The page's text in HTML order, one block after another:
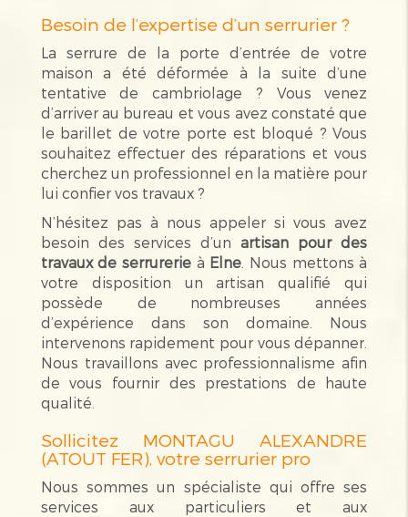
Besoin de l’expertise d’un serrurier ?
La serrure de la porte d’entrée de votre
maison a été déformée à la suite d’une
tentative de cambriolage ? Vous venez
d’arriver au bureau et vous avez constaté que
le barillet de votre porte est bloqué ? Vous
souhaitez effectuer des réparations et vous
cherchez un professionnel en la matière pour
lui confier vos travaux ?
N’hésitez pas à nous appeler si vous avez
besoin des services d’un artisan pour des
travaux de serrurerie à Elne . Nous mettons à
votre disposition un artisan qualifié qui
possède de nombreuses années
d’expérience dans son domaine. Nous
intervenons rapidement pour vous dépanner.
Nous travaillons avec professionnalisme afin
de vous fournir des prestations de haute
qualité.
Sollicitez MONTAGU ALEXANDRE
(ATOUT FER), votre serrurier pro
Nous sommes un spécialiste qui offre ses
services aux particuliers et aux